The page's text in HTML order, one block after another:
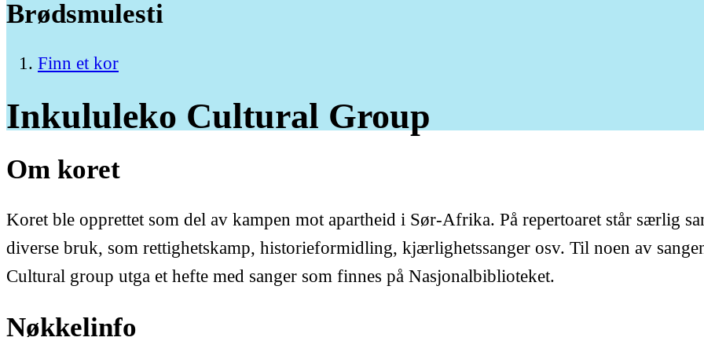
Brødsmulesti
Finn et kor
Inkululeko Cultural Group
Om koret
Koret ble opprettet som del av kampen mot apartheid i Sør-Afrika. På repertoaret står særlig
diverse bruk, som rettighetskamp, historieformidling, kjærlighetssanger osv. Til noen av
Cultural group utga et hefte med sanger som finnes på Nasjonalbiblioteket.
Nøkkelinfo